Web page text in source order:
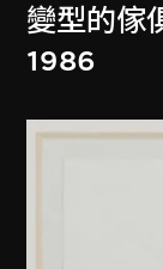
變型的傢
1986